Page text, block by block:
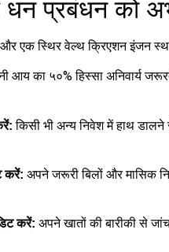
प्रबंधन को
और एक स्थिर वेल्थ क्रिएशन इंजन
आय का ५०% हिस्सा अनिवार्य
किसी भी अन्य निवेश में हाथ
करें: अपने जरूरी बिलों और मासिक
करें: अपने खातों की बारीकी से